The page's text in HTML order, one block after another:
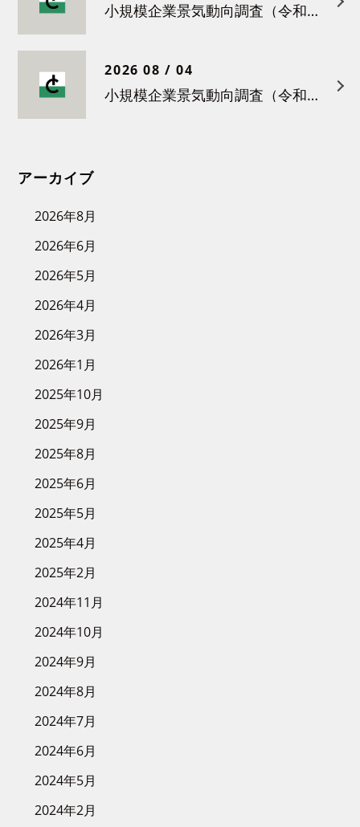
小規模企業景気動向調査（令和８年４月）結果について
2026 08 / 04
小規模企業景気動向調査（令和８年３月）結果について
アーカイブ
2026年8月
2026年6月
2026年5月
2026年4月
2026年3月
2026年1月
2025年10月
2025年9月
2025年8月
2025年6月
2025年5月
2025年4月
2025年2月
2024年11月
2024年10月
2024年9月
2024年8月
2024年7月
2024年6月
2024年5月
2024年2月